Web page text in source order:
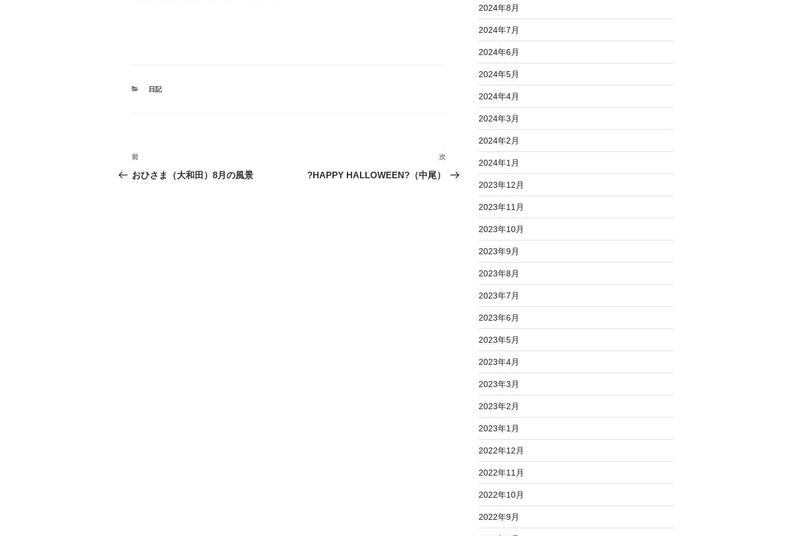
カ
日記
投
稿
前
の
前
おひさま（大和田）8月の風景
次
の
次
?HAPPY HALLOWEEN?（中尾）
2024年8月
2024年7月
2024年6月
2024年5月
2024年4月
2024年3月
2024年2月
2024年1月
2023年12月
2023年11月
2023年10月
2023年9月
2023年8月
2023年7月
2023年6月
2023年5月
2023年4月
2023年3月
2023年2月
2023年1月
2022年12月
2022年11月
2022年10月
2022年9月